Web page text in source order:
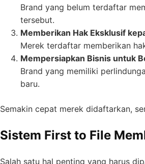
Brand yang belum terdaftar
tersebut.
Memberikan Hak Eksklusif
Merek terdaftar memberikan
Mempersiapkan Bisnis untuk
Brand yang memiliki
baru.
Semakin cepat merek didaftarkan,
Sistem First to File
Salah satu hal penting yang harus